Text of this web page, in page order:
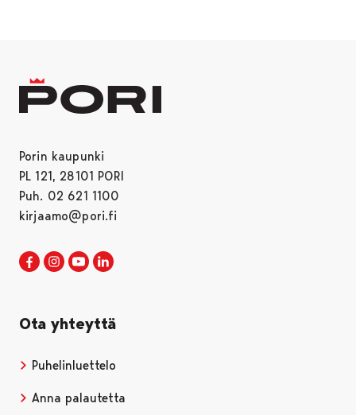
Porin kaupunki
PL 121, 28101 PORI
Puh. 02 621 1100
kirjaamo@pori.fi
Porin kaupunki Facebookissa
Avautuu uudessa välilehdessä
Porin kaupunki Instagramissa
Avautuu uudessa välilehdessä
Porin kaupunki Youtubessa
Avautuu uudessa välilehdessä
Ota yhteyttä
Puhelinluettelo
Anna palautetta